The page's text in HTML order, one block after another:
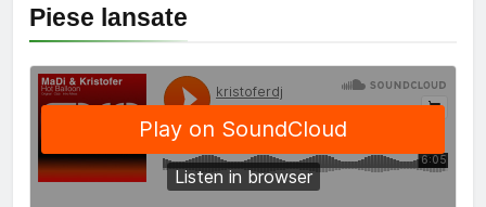
Piese lansate